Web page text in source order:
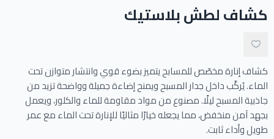
خدماتنا
كشاف لطش بلاستيك
كشاف إنارة مخصّص للمسابح يتميز بضوء قوي وانتشار متوازن تحت
الماء. يُركَّب داخل جدار المسبح ويمنح إضاءة جميلة وواضحة تزيد من
جاذبية المسبح ليلًا. مصنوع من مواد مقاومة للماء والكلور، ويعمل
بجهد آمن منخفض، مما يجعله خيارًا مثاليًا للإنارة تحت الماء مع عمر
طويل وأداء ثابت.